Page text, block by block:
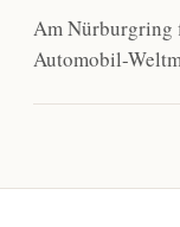
Am Nürburgring
Automobil-